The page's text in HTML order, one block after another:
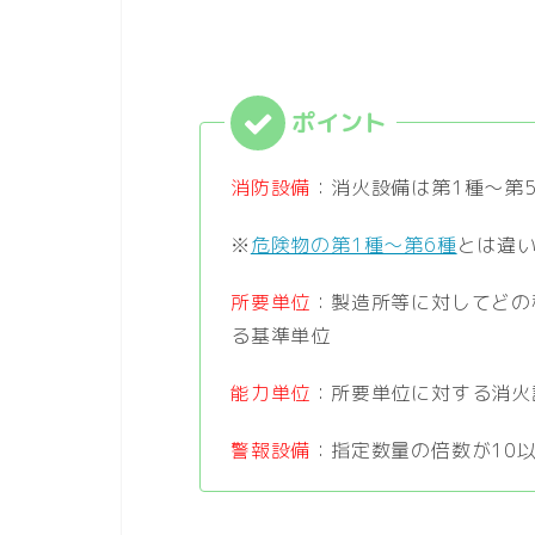
消防設備 ：消火設備は第1種～
※危険物の第1種～第6種とは違
所要単位 ：製造所等に対してど
る基準単位
能力単位 ：所要単位に対する消
警報設備 ：指定数量の倍数が10